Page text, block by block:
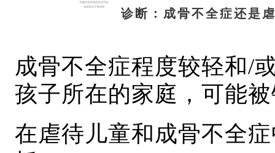
诊断： 成骨不全症还是
成骨不全症程度较轻和/
孩子所在的家庭，可能
在虐待儿童和成骨不全